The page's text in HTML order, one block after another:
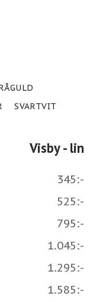
SVARTVIT
Visby- lin
345:-
525:-
795:-
1.045:-
1.295:-
1.585:-